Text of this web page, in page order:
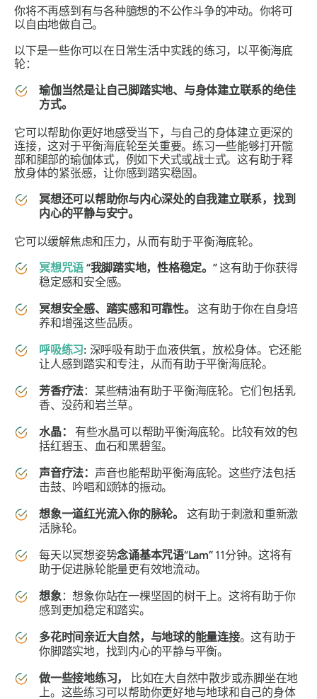
你将不再感到有与各种臆想的不公作斗争的冲动。你将可
以自由地做自己。
以下是一些你可以在日常生活中实践的练习，以平衡海底
轮：
瑜伽当然是让自己脚踏实地、与身体建立联系的绝佳
方式。
它可以帮助你更好地感受当下，与自己的身体建立更深的
连接，这对于平衡海底轮至关重要。练习一些能够打开髋
部和腿部的瑜伽体式，例如下犬式或战士式。这有助于释
放身体的紧张感，让你感到踏实稳固。
冥想还可以帮助你与内心深处的自我建立联系，找到
内心的平静与安宁。
它可以缓解焦虑和压力，从而有助于平衡海底轮。
冥想咒语 “我脚踏实地，性格稳定。”这有助于你获得
稳定感和安全感。
冥想安全感、踏实感和可靠性。
这有助于你在自身培
养和增强这些品质。
呼吸练习: 深呼吸有助于血液供氧，放松身体。它还能
让人感到踏实和专注，从而有助于平衡海底轮。
芳香疗法：某些精油有助于平衡海底轮。它们包括乳
香、没药和岩兰草。
水晶：有些水晶可以帮助平衡海底轮。比较有效的包
括红碧玉、血石和黑碧玺。
声音疗法： 声音也能帮助平衡海底轮。这些疗法包括
击鼓、吟唱和颂钵的振动。
想象一道红光流入你的脉轮。 这有助于刺激和重新激
活脉轮。
每天以冥想姿势念诵基本咒语“Lam”11分钟。这将有
助于促进脉轮能量更有效地流动。
想象：想象你站在一棵坚固的树干上。这将有助于你
感到更加稳定和踏实。
多花时间亲近大自然，与地球的能量连接。这有助于
你脚踏实地，找到内心的平静与平衡。
做一些接地练习，
比如在大自然中散步或赤脚坐在地
上。这些练习可以帮助你更好地与地球和自己的身体